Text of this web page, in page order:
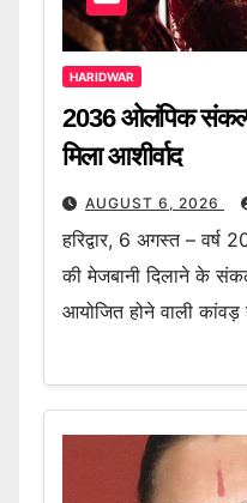
HARIDWAR
2036 ओलंपिक संकल्प
मिला आशीर्वाद
AUGUST 6, 2026
हरिद्वार, 6 अगस्त –
की मेजबानी दिलाने के
आयोजित होने वाली